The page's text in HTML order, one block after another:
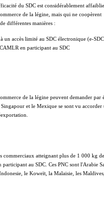
du SDC est considérablement affaiblie.
de la légine, mais qui ne coopèrent
différentes manières :
un accès limité au SDC électronique (e-
en participant au SDC
de la légine peuvent demander
et le Mexique se sont vu
commerciaux atteignant plus de 1 000 kg de
au SDC. Ces PNC sont l'Arabie
le Koweït, la Malaisie, les